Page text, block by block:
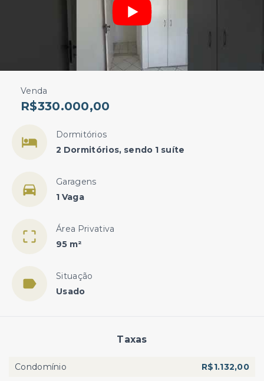
Venda
R$330.000,00
Dormitórios
2 Dormitórios, sendo 1 suíte
Garagens
1 Vaga
Área Privativa
95 m²
Situação
Usado
Taxas
Condomínio
R$1.132,00